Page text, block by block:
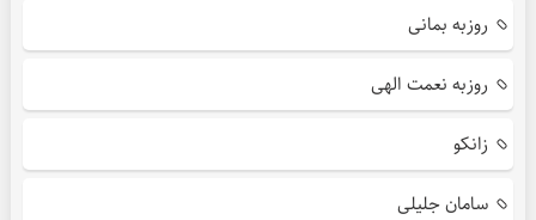
روزبه بمانی
روزبه نعمت الهی
زانکو
سامان جلیلی